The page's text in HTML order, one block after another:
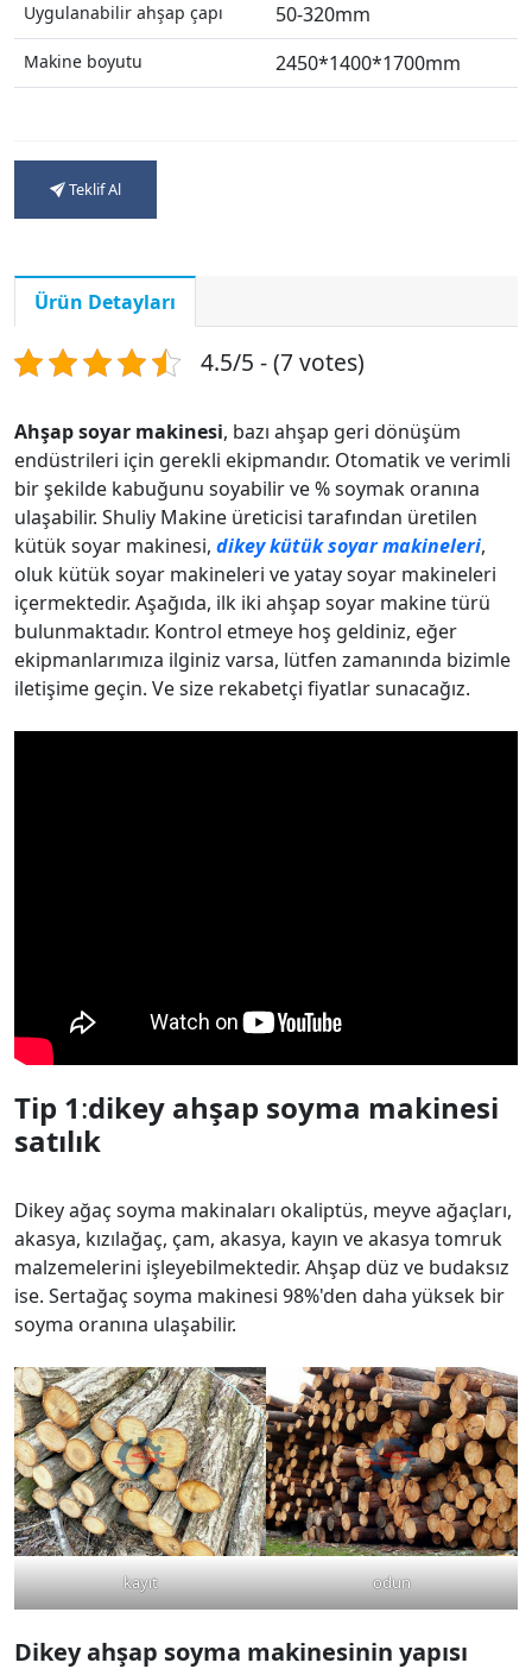
Uygulanabilir ahşap çapı 50-320mm
Makine boyutu 2450*1400*1700mm
Teklif Al
Ürün Detayları
4.5/5 - (7 votes)
Ahşap soyar makinesi, bazı ahşap geri dönüşüm
endüstrileri için gerekli ekipmandır. Otomatik ve verimli
bir şekilde kabuğunu soyabilir ve % soymak oranına
ulaşabilir. Shuliy Makine üreticisi tarafından üretilen
kütük soyar makinesi, dikey kütük soyar makineleri,
oluk kütük soyar makineleri ve yatay soyar makineleri
içermektedir. Aşağıda, ilk iki ahşap soyar makine türü
bulunmaktadır. Kontrol etmeye hoş geldiniz, eğer
ekipmanlarımıza ilginiz varsa, lütfen zamanında bizimle
iletişime geçin. Ve size rekabetçi fiyatlar sunacağız.
Tip 1:dikey ahşap soyma makinesi
satılık
Dikey ağaç soyma makinaları okaliptüs, meyve ağaçları,
akasya, kızılağaç, çam, akasya, kayın ve akasya tomruk
malzemelerini işleyebilmektedir. Ahşap düz ve budaksız
ise. Sertağaç soyma makinesi 98%'den daha yüksek bir
soyma oranına ulaşabilir.
kayıt odun
Dikey ahşap soyma makinesinin yapısı